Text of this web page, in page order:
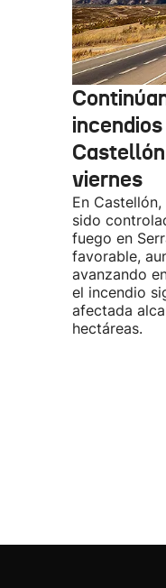
viernes
En
sido
fuego en
favorable,
avanzando
el incendio
afectada
hectáreas.